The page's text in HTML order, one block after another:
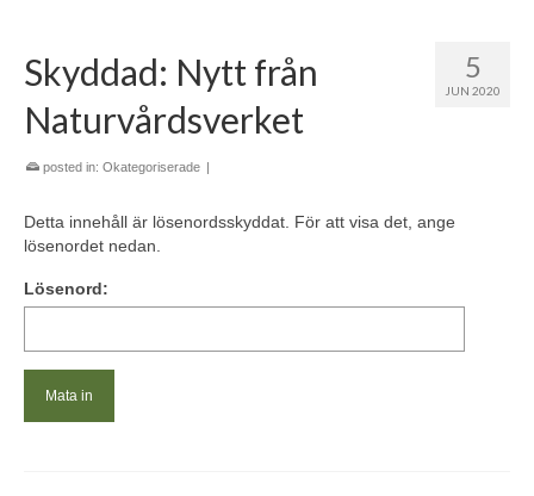
5
JUN 2020
Skyddad: Nytt från
Naturvårdsverket
posted in: Okategoriserade |
Detta innehåll är lösenordsskyddat. För att visa det, ange
lösenordet nedan.
Lösenord: